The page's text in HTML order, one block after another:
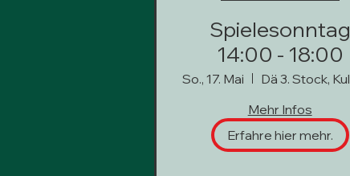
Spielesonntag
14:00 - 18:00
So., 17. Mai
Mehr Infos
Erfahre hier mehr.